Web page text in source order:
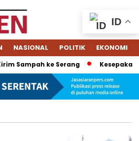
NASIONAL POLITIK EKONOMI
Sampah ke Serang
ID